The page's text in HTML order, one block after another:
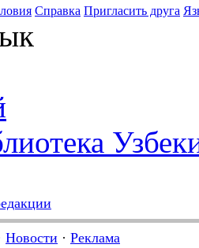
Справка Пригласить друга
Новости · Реклама